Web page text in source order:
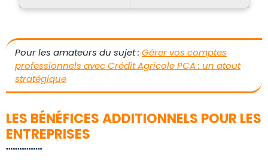
Pour les amateurs du sujet : Gérer vos comptes
professionnels avec Crédit Agricole PCA : un atout
stratégique
LES BÉNÉFICES ADDITIONNELS POUR LES
ENTREPRISES